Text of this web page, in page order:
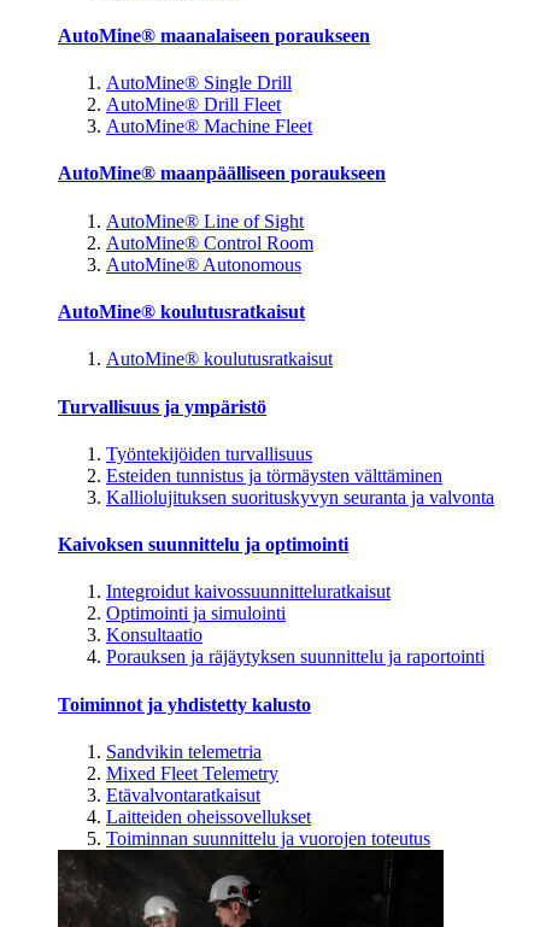
AutoMine® maanalaiseen poraukseen
AutoMine® Single Drill
AutoMine® Drill Fleet
AutoMine® Machine Fleet
AutoMine® maanpäälliseen poraukseen
AutoMine® Line of Sight
AutoMine® Control Room
AutoMine® Autonomous
AutoMine® koulutusratkaisut
AutoMine® koulutusratkaisut
Turvallisuus ja ympäristö
Työntekijöiden turvallisuus
Esteiden tunnistus ja törmäysten välttäminen
Kalliolujituksen suorituskyvyn seuranta ja valvonta
Kaivoksen suunnittelu ja optimointi
Integroidut kaivossuunnitteluratkaisut
Optimointi ja simulointi
Konsultaatio
Porauksen ja räjäytyksen suunnittelu ja raportointi
Toiminnot ja yhdistetty kalusto
Sandvikin telemetria
Mixed Fleet Telemetry
Etävalvontaratkaisut
Laitteiden oheissovellukset
Toiminnan suunnittelu ja vuorojen toteutus